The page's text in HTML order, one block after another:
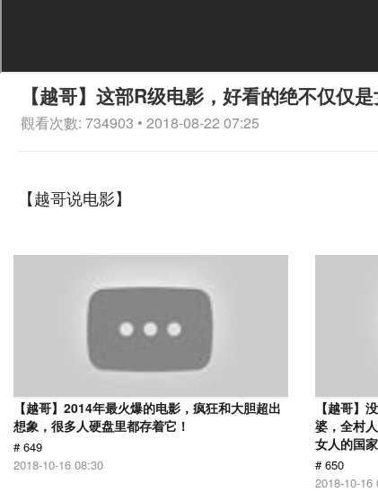
【越哥】这部R级电影，好看的绝不仅仅
觀看次數: 734903 • 2018-08-22 07:25
【越哥说电影】
【越哥】2014年最火爆的电影，疯狂和大胆超出
想象，很多人硬盘里都存着它！
# 649
2018-10-16 08:30
【越哥】
婆，全村
女人的国家
# 650
2018-10-16